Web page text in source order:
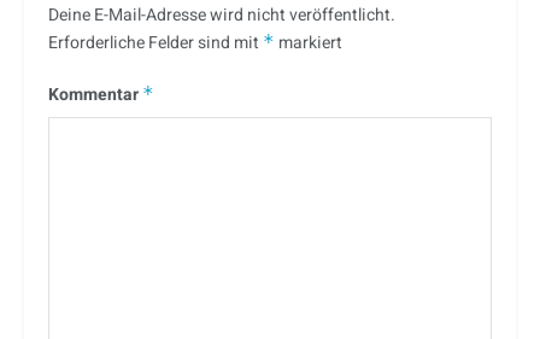
Deine E-Mail-Adresse wird nicht veröffentlicht.
Erforderliche Felder sind mit * markiert
Kommentar *